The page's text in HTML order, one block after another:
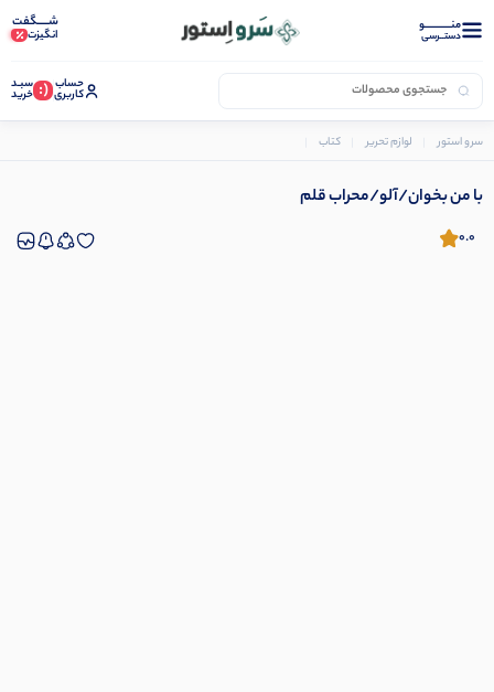
منــــــــــــو
دستــرسی
شـــــگفت
انگیزت
حساب
کاربری (: سبـد
خرید
سرو استور لوازم تحریر کتاب
با من بخوان/آلو/محراب قلم
0.0